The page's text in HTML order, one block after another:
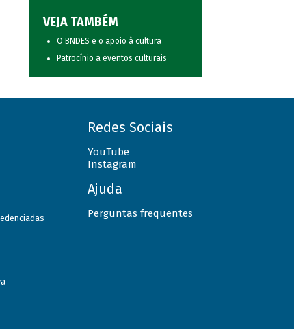
VEJA TAMBÉM
O BNDES e o apoio à cultura
Patrocínio a eventos culturais
Redes Sociais
YouTube
Instagram
Ajuda
Perguntas frequentes